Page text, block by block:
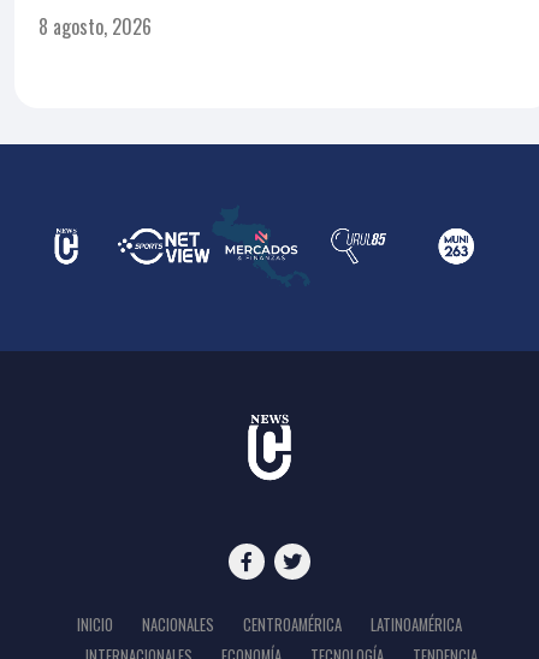
8 agosto, 2026
INICIO NACIONALES CENTROAMÉRICA
LATINOAMÉRICA